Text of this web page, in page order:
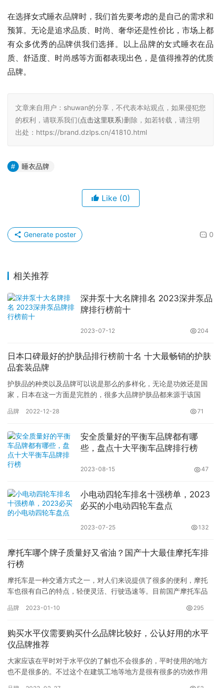
在选择女式睡衣品牌时，我们首先要考虑的是自己的需求和
预算。无论是追求品质、时尚、奢华还是性价比，市场上都
有众多优秀的品牌供我们选择。以上品牌的女式睡衣在品
质、舒适度、时尚感等方面都表现出色，是值得推荐的优质
品牌。
文章来自用户：shuwan的分享，不代表本站观点，如果侵犯您
的权利，请联系我们(点击这里联系)删除，如若转载，请注明
出处：https://brand.dzlps.cn/41810.html
睡衣品牌
Like (0)
0
Generate poster
相关推荐
深井泵十大名牌排名 2023深井泵品
牌排行榜前十
2023-07-12 204
日本口碑最好的护肤品排行榜前十名 十大最畅销的护肤
品套装品牌
护肤品的种类以及品牌可以说是那么的多样化，无论是功效还是国
家，日本在这一方面是完胜的，很多大品牌护肤品都来源于该国
知名护肤…
品牌 2022-12-28 71
安全质量好的平衡车品牌都有哪
些，盘点十大平衡车品牌排行榜
2023-08-15 47
小电动四轮车排名十强榜单，2023
必买的小电动四轮车盘点
2023-07-25 132
摩托车哪个牌子质量好又省油？国产十大最佳摩托车排
行榜
摩托车是一种交通方式之一，对人们来说提供了很多的便利，摩托
车也很有自己的特点，轻便灵活、行驶迅速等。目前国产摩托车品
摩托车…
品牌 2023-01-10 295
购买水平仪需要购买什么品牌比较好，公认好用的水平
仪品牌推荐
大家应该在平时对于水平仪的了解也不会很多的，平时使用的地方
也不是很多的。不过这个在建筑工地等地方是很有很多的功效作用